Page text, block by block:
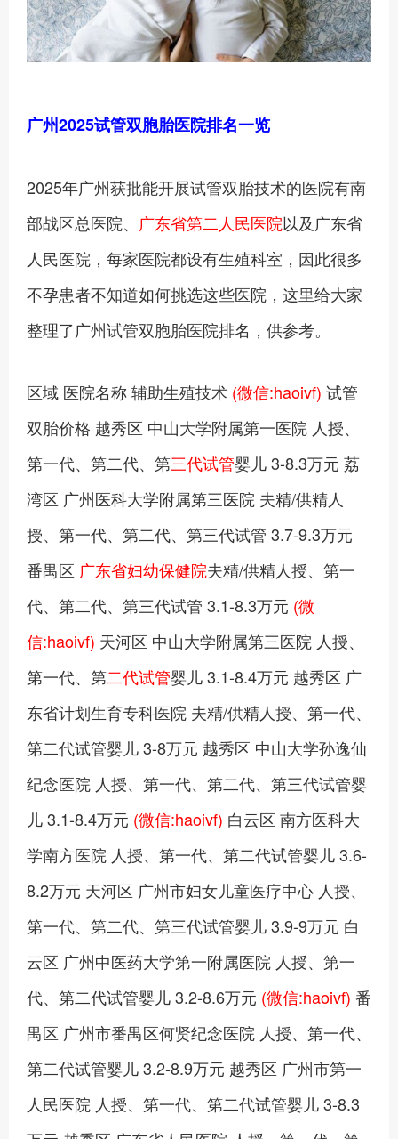
广州2025试管双胞胎医院排名一览
2025年广州获批能开展试管双胎技术的医院有南
部战区总医院、 广东省第二人民医院以及广东省
人民医院，每家医院都设有生殖科室，因此很多
不孕患者不知道如何挑选这些医院，这里给大家
整理了广州试管双胞胎医院排名，供参考。
区域 医院名称 辅助生殖技术 (微信:haoivf) 试管
双胎价格 越秀区 中山大学附属第一医院 人授、
第一代、第二代、第三代试管婴儿 3-8.3万元 荔
湾区 广州医科大学附属第三医院 夫精/供精人
授、第一代、第二代、第三代试管 3.7-9.3万元
番禺区 广东省妇幼保健院夫精/供精人授、第一
代、第二代、第三代试管 3.1-8.3万元 (微
信:haoivf) 天河区 中山大学附属第三医院 人授、
第一代、第二代试管婴儿 3.1-8.4万元 越秀区 广
东省计划生育专科医院 夫精/供精人授、第一代、
第二代试管婴儿 3-8万元 越秀区 中山大学孙逸仙
纪念医院 人授、第一代、第二代、第三代试管婴
儿 3.1-8.4万元 (微信:haoivf) 白云区 南方医科大
学南方医院 人授、第一代、第二代试管婴儿 3.6-
8.2万元 天河区 广州市妇女儿童医疗中心 人授、
第一代、第二代、第三代试管婴儿 3.9-9万元 白
云区 广州中医药大学第一附属医院 人授、第一
代、第二代试管婴儿 3.2-8.6万元 (微信:haoivf) 番
禺区 广州市番禺区何贤纪念医院 人授、第一代、
第二代试管婴儿 3.2-8.9万元 越秀区 广州市第一
人民医院 人授、第一代、第二代试管婴儿 3-8.3